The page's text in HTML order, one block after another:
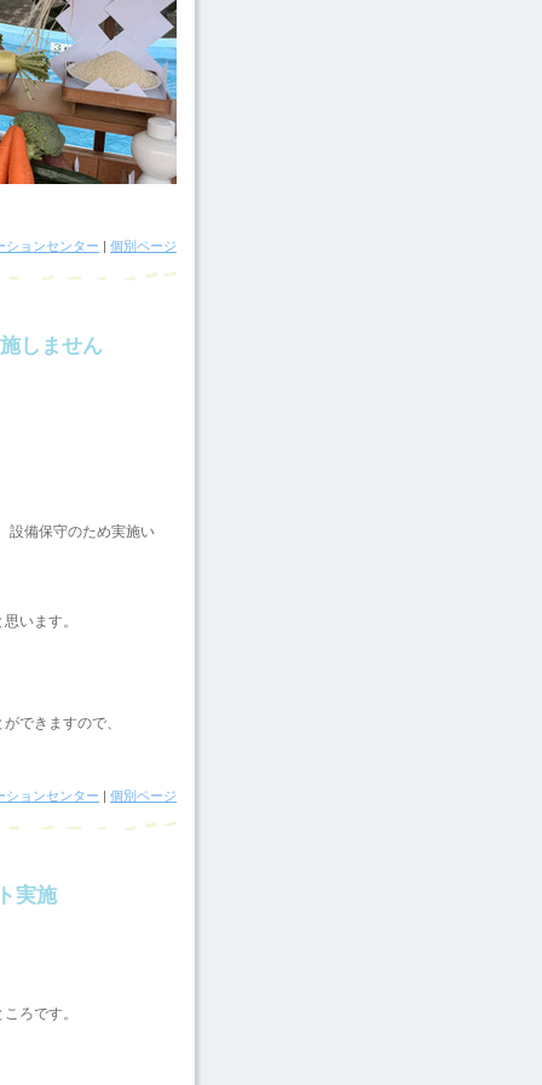
ションセンター | 個別ページ
しません
設備保守のため実施い
います。
できますので、
ションセンター | 個別ページ
実施
ろです。